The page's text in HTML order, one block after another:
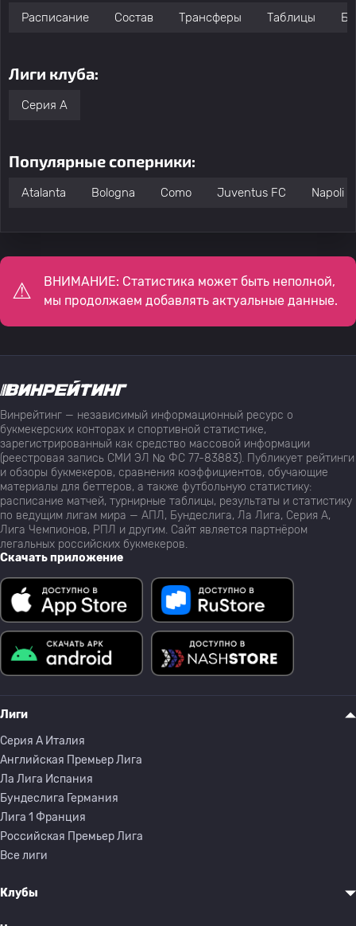
Расписание Состав Трансферы Таблицы
Лиги клуба:
Серия А
Популярные соперники:
Atalanta Bologna Como Juventus FC Napoli
ВНИМАНИЕ: Статистика может быть неполной,
мы продолжаем добавлять актуальные данные.
Винрейтинг — независимый информационный ресурс о
букмекерских конторах и спортивной статистике,
зарегистрированный как средство массовой информации
(реестровая запись СМИ ЭЛ № ФС 77-83883). Публикует рейтинги
и обзоры букмекеров, сравнения коэффициентов, обучающие
материалы для беттеров, а также футбольную статистику:
расписание матчей, турнирные таблицы, результаты и статистику
по ведущим лигам мира — АПЛ, Бундеслига, Ла Лига, Серия А,
Лига Чемпионов, РПЛ и другим. Сайт является партнёром
легальных российских букмекеров.
Скачать приложение
Лиги
Серия A Италия
Английская Премьер Лига
Ла Лига Испания
Бундеслига Германия
Лига 1 Франция
Российская Премьер Лига
Все лиги
Клубы